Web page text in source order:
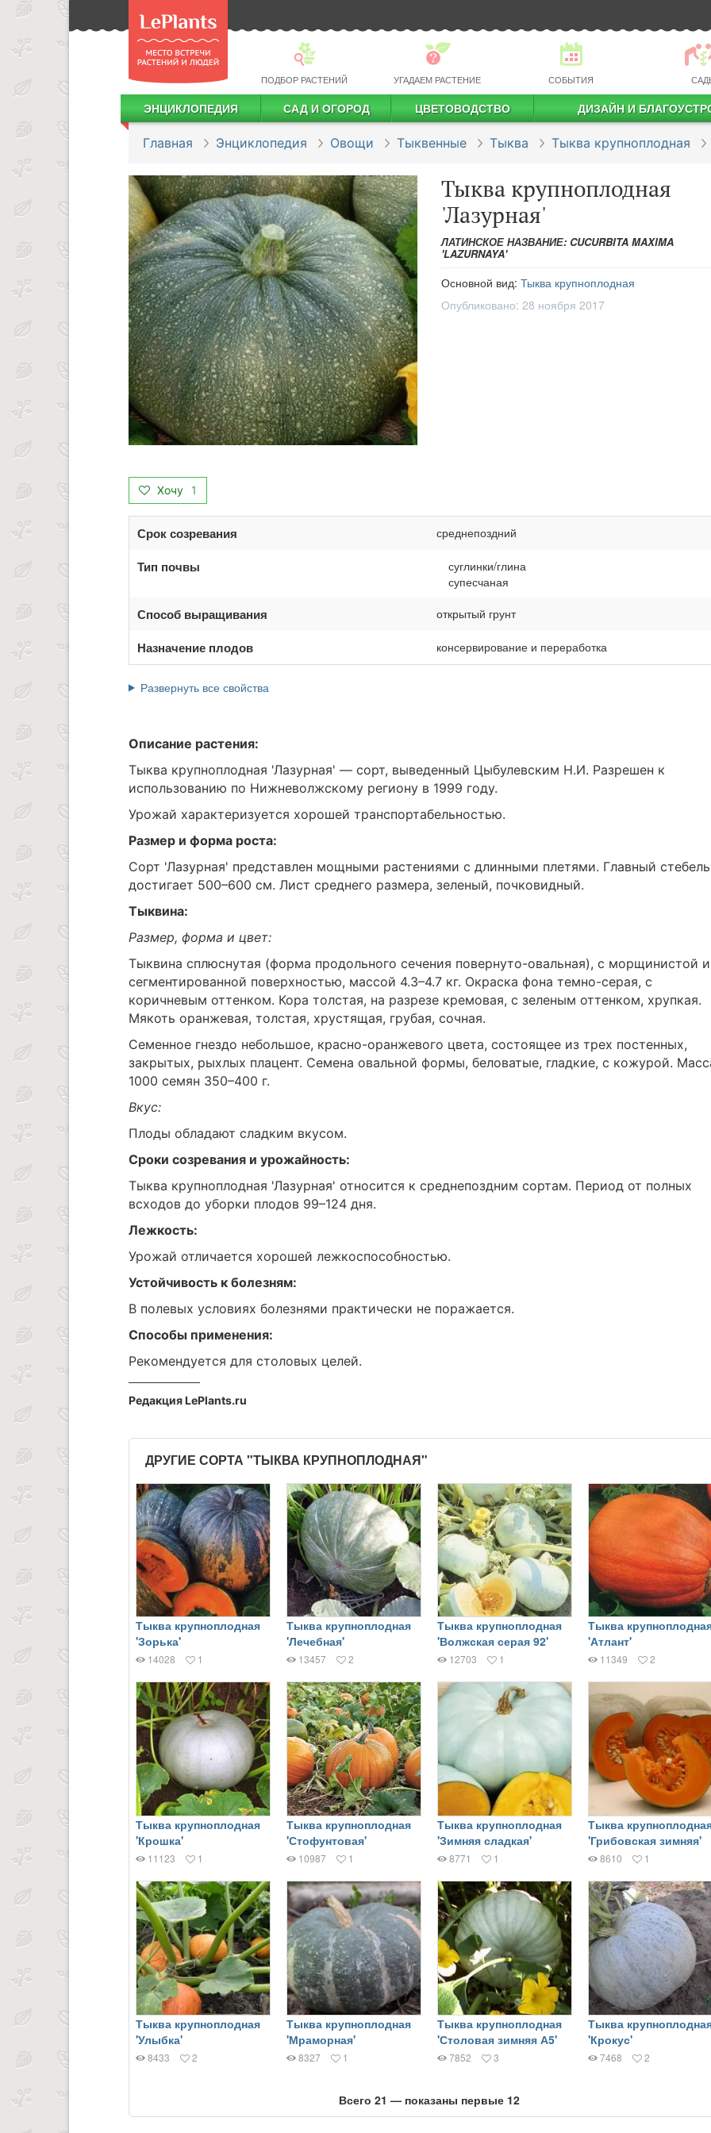
ПОДБОР РАСТЕНИЙ УГАДАЕМ РАСТЕНИЕ СОБЫТИЯ
ЭНЦИКЛОПЕДИЯ САД И ОГОРОД ЦВЕТОВОДСТВО ДИЗАЙН И
Главная Энциклопедия Овощи Тыквенные Тыква Тыква крупноплодная
Тыква крупноплодная
'Лазурная'
ЛАТИНСКОЕ НАЗВАНИЕ: CUCURBITA MAXIMA
'LAZURNAYA'
Основной вид: Тыква крупноплодная
Опубликовано: 28 ноября 2017
Хочу 1
Срок созревания среднепоздний
Тип почвы
суглинки/глина
супесчаная
Способ выращивания открытый грунт
Назначение плодов консервирование и переработка
Развернуть все свойства
Описание растения:
Тыква крупноплодная 'Лазурная' — сорт, выведенный Цыбулевским Н.И. Разрешен к
использованию по Нижневолжскому региону в 1999 году.
Урожай характеризуется хорошей транспортабельностью.
Размер и форма роста:
Сорт 'Лазурная' представлен мощными растениями с длинными плетями. Главный стебель
достигает 500–600 см. Лист среднего размера, зеленый, почковидный.
Тыквина:
Размер, форма и цвет:
Тыквина сплюснутая (форма продольного сечения повернуто-овальная), с морщинистой и
сегментированной поверхностью, массой 4.3–4.7 кг. Окраска фона темно-серая, с
коричневым оттенком. Кора толстая, на разрезе кремовая, с зеленым оттенком, хрупкая.
Мякоть оранжевая, толстая, хрустящая, грубая, сочная.
Семенное гнездо небольшое, красно-оранжевого цвета, состоящее из трех постенных,
закрытых, рыхлых плацент. Семена овальной формы, беловатые, гладкие, с кожурой.
1000 семян 350–400 г.
Вкус:
Плоды обладают сладким вкусом.
Сроки созревания и урожайность:
Тыква крупноплодная 'Лазурная' относится к среднепоздним сортам. Период от полных
всходов до уборки плодов 99–124 дня.
Лежкость:
Урожай отличается хорошей лежкоспособностью.
Устойчивость к болезням:
В полевых условиях болезнями практически не поражается.
Способы применения:
Рекомендуется для столовых целей.
Редакция LePlants.ru
ДРУГИЕ СОРТА "ТЫКВА КРУПНОПЛОДНАЯ"
Тыква крупноплодная
'Зорька'
14028 1
Тыква крупноплодная
'Лечебная'
13457 2
Тыква крупноплодная
'Волжская серая 92'
12703 1
Тыква
'Атлант'
11349 2
Тыква крупноплодная
'Крошка'
11123 1
Тыква крупноплодная
'Стофунтовая'
10987 1
Тыква крупноплодная
'Зимняя сладкая'
8771 1
Тыква
'Грибовская зимняя'
8610 1
Тыква крупноплодная
'Улыбка'
8433 2
Тыква крупноплодная
'Мраморная'
8327 1
Тыква крупноплодная
'Столовая зимняя А5'
7852 3
Тыква
'Крокус'
7468 2
Всего 21 — показаны первые 12